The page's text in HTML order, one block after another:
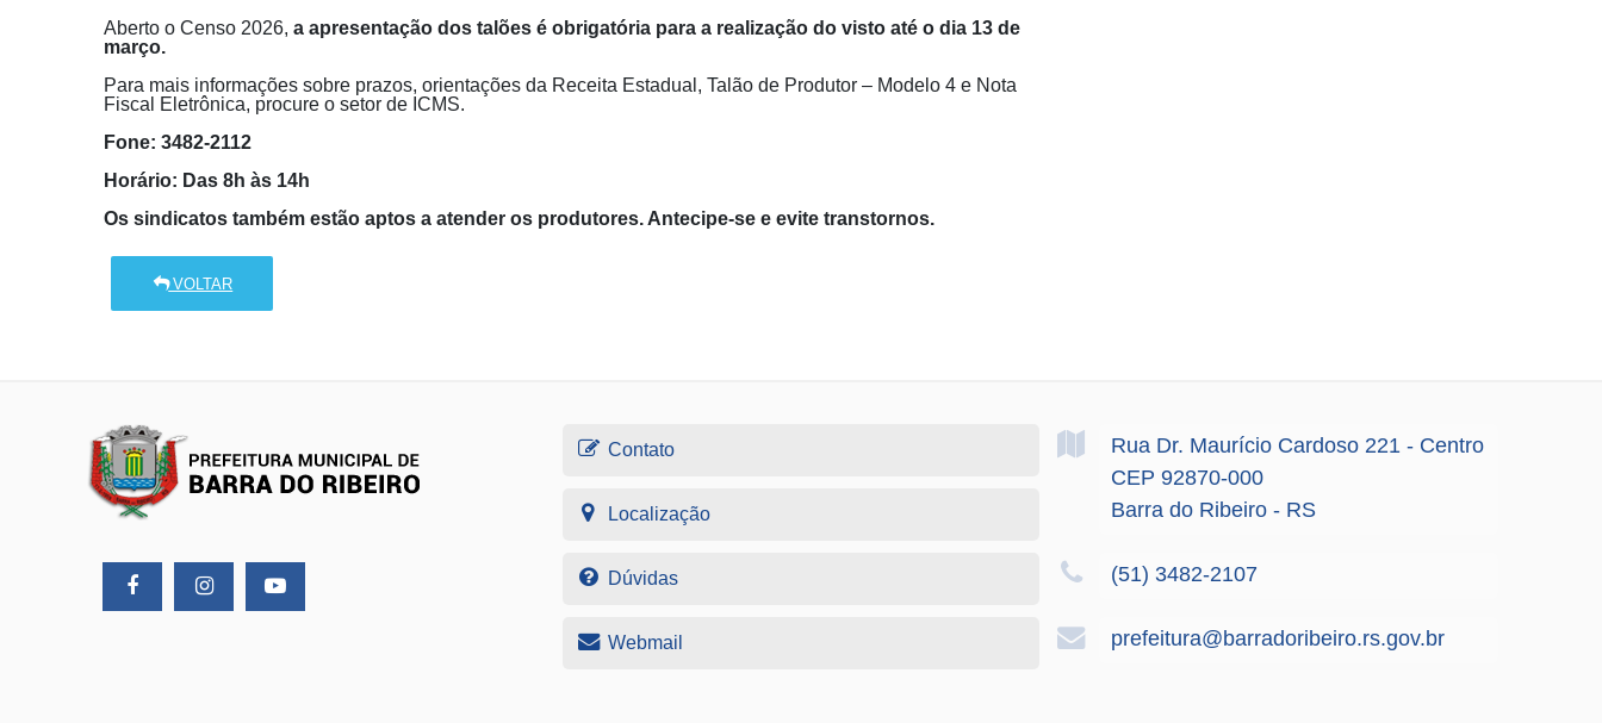
Aberto o Censo 2026, a apresentação dos talões é obrigatória para a realização do visto até o dia 13 de
março.
Para mais informações sobre prazos, orientações da Receita Estadual, Talão de Produtor – Modelo 4 e Nota
Fiscal Eletrônica, procure o setor de ICMS.
Fone: 3482-2112
Horário: Das 8h às 14h
Os sindicatos também estão aptos a atender os produtores. Antecipe-se e evite transtornos.
VOLTAR
Contato
Localização
Dúvidas
Webmail
Rua Dr. Maurício Cardoso 221 - Centro
CEP 92870-000
Barra do Ribeiro - RS
(51) 3482-2107
prefeitura@barradoribeiro.rs.gov.br